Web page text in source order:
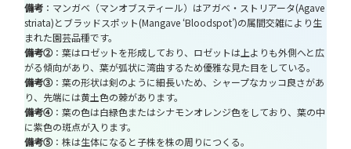
備考 ：マンガベ（マンオブスティール）はアガベ・ストリアータ(Agave
striata)とブラッドスポット(Mangave ‘Bloodspot’)の属間交雑により生
まれた園芸品種です。
備考②：葉はロゼットを形成しており、ロゼットは上よりも外側へと広
がる傾向があり、葉が弧状に湾曲するため優雅な見た目をしている。
備考③：葉の形状は剣のように細長いため、シャープなカッコ良さがあ
り、先端には黄土色の棘があります。
備考④：葉の色は白緑色またはシナモンオレンジ色をしており、葉の中
に紫色の斑点が入ります。
備考⑤：株は生体になると子株を株の周りにつくる。